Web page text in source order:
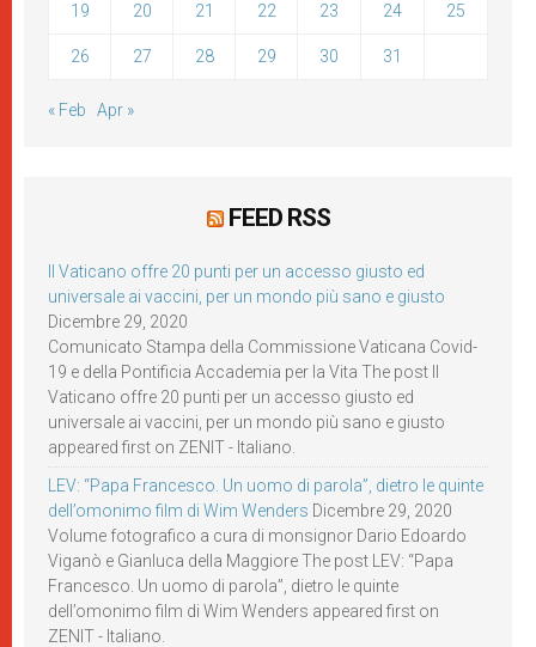
19 20 21 22 23 24 25
26 27 28 29 30 31
« Feb Apr »
FEED RSS
Il Vaticano offre 20 punti per un accesso giusto ed
universale ai vaccini, per un mondo più sano e giusto
Dicembre 29, 2020
Comunicato Stampa della Commissione Vaticana Covid-
19 e della Pontificia Accademia per la Vita The post Il
Vaticano offre 20 punti per un accesso giusto ed
universale ai vaccini, per un mondo più sano e giusto
appeared first on ZENIT - Italiano.
LEV: “Papa Francesco. Un uomo di parola”, dietro le quinte
dell’omonimo film di Wim Wenders Dicembre 29, 2020
Volume fotografico a cura di monsignor Dario Edoardo
Viganò e Gianluca della Maggiore The post LEV: “Papa
Francesco. Un uomo di parola”, dietro le quinte
dell’omonimo film di Wim Wenders appeared first on
ZENIT - Italiano.